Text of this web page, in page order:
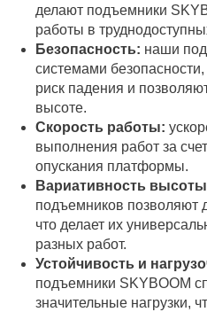
делают подъемники
работы в
Безопасность: наши
системами
риск падения и
высоте.
Скорость работы:
выполнения работ за
опускания платформы.
Вариативность
подъемников позволяют
что делает их
разных работ.
Устойчивость и
подъемники SKYBOOM
значительные нагрузки,